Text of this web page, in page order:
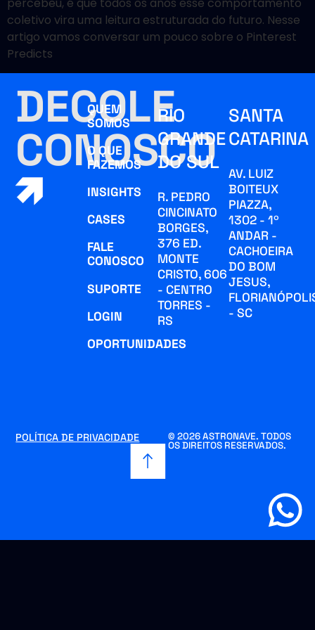
percebeu, é que todos os anos esse comportamento
coletivo vira uma leitura estruturada do futuro. Nesse
artigo vamos conversar um pouco sobre o Pinterest
Predicts
DECOLE
CONOSCO
QUEM
SOMOS
O QUE
FAZEMOS
INSIGHTS
CASES
FALE
CONOSCO
SUPORTE
LOGIN
OPORTUNIDADES
RIO
GRANDE
DO SUL
R. PEDRO
CINCINATO
BORGES,
376 ED.
MONTE
CRISTO, 606
- CENTRO
TORRES -
RS
SANTA
CATARINA
AV. LUIZ
BOITEUX
PIAZZA,
1302 - 1º
ANDAR -
CACHOEIRA
DO BOM
JESUS,
- SC
© 2026 ASTRONAVE. TODOS
OS DIREITOS RESERVADOS.
POLÍTICA DE PRIVACIDADE